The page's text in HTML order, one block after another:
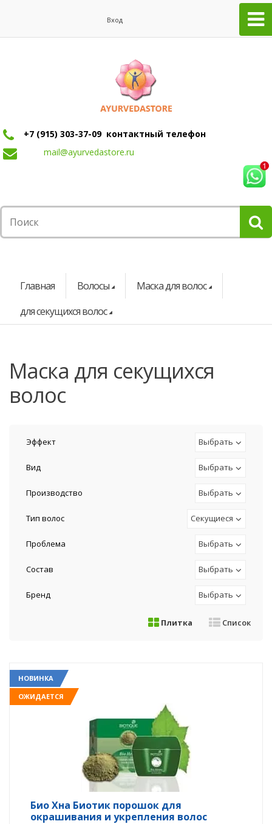
Вход
+7 (915) 303-37-09 контактный телефон
mail@ayurvedastore.ru
Главная Волосы
Маска для волос
для секущихся волос
маска для секущихся
волос
Эффект Выбрать
Вид Выбрать
Производство Выбрать
Тип волос Секущиеся
Проблема Выбрать
Состав Выбрать
Бренд Выбрать
Плитка Список
НОВИНКА
ОЖИДАЕТСЯ
Био Хна Биотик порошок для
окрашивания и укрепления волос